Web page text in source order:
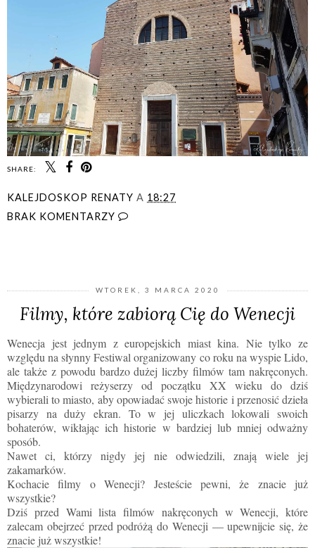
SHARE:
KALEJDOSKOP RENATY A 18:27
BRAK KOMENTARZY
WTOREK, 3 MARCA 2020
Filmy, które zabiorą Cię do Wenecji
Wenecja jest jednym z europejskich miast kina. Nie tylko ze
względu na słynny Festiwal organizowany co roku na wyspie Lido,
ale także z powodu bardzo dużej liczby filmów tam nakręconych.
Międzynarodowi reżyserzy od początku XX wieku do dziś
wybierali to miasto, aby opowiadać swoje historie i przenosić dzieła
pisarzy na duży ekran. To w jej uliczkach lokowali swoich
bohaterów, wikłając ich historie w bardziej lub mniej odważny
sposób.
Nawet ci, którzy nigdy jej nie odwiedzili, znają wiele jej
zakamarków.
Kochacie filmy o Wenecji? Jesteście pewni, że znacie już
wszystkie?
Dziś przed Wami lista filmów nakręconych w Wenecji, które
zalecam obejrzeć przed podróżą do Wenecji —upewnijcie się, że
znacie już wszystkie!